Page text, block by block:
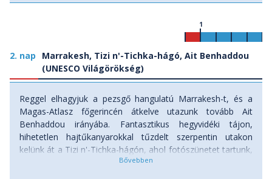
2. nap
Marrakesh, Tizi n'-Tichka-hágó, Ait Benhaddou
(UNESCO Világörökség)
1
Reggel elhagyjuk a pezsgő hangulatú Marrakesh-t, és a
Magas-Atlasz főgerincén átkelve utazunk tovább Ait
Benhaddou irányába. Fantasztikus hegyvidéki tájon,
hihetetlen hajtűkanyarokkal tűzdelt szerpentin utakon
kelünk át a Tizi n'-Tichka-hágón, ahol fotószünetet tartunk,
berber árusoktól kristályokat és őskövületeket